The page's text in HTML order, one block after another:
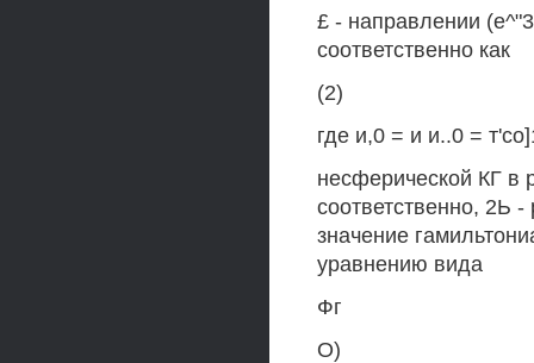
£ - направлении
соответственно как
(2)
где и,0 = и и..0 =
несферической КГ в
соответственно, 2Ь
значение
уравнению вида
Фг
О)